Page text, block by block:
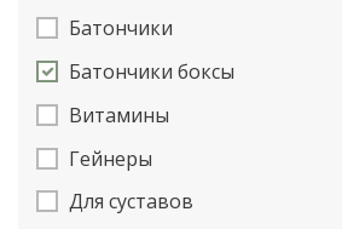
Батончики
Батончики боксы
Витамины
Гейнеры
Для суставов